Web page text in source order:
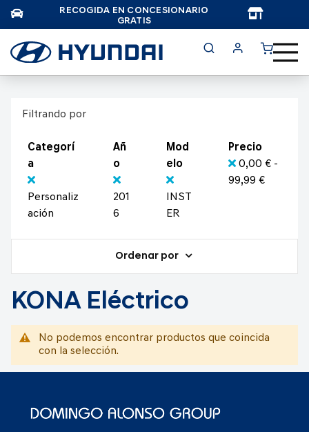
RECOGIDA EN CONCESIONARIO
GRATIS
Filtrando por
Categorí
a
Personaliz
ación
Añ
o
201
6
Mod
elo
INST
ER
Precio
0,00 € -
99,99 €
Ordenar por
KONA Eléctrico
No podemos encontrar productos que coincida
con la selección.